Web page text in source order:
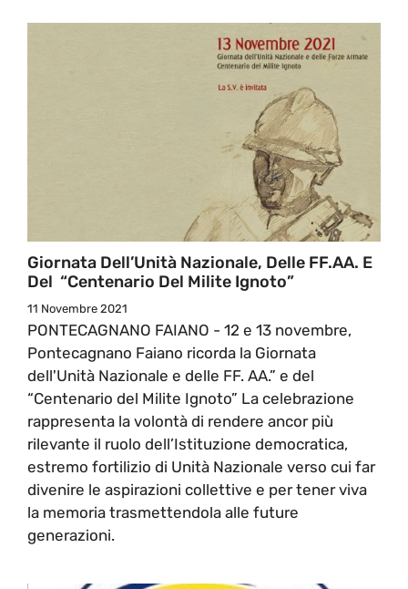
Giornata Dell’Unità Nazionale, Delle FF.AA. E
Del “Centenario Del Milite Ignoto”
11 Novembre 2021
PONTECAGNANO FAIANO - 12 e 13 novembre,
Pontecagnano Faiano ricorda la Giornata
dell'Unità Nazionale e delle FF. AA.” e del
“Centenario del Milite Ignoto” La celebrazione
rappresenta la volontà di rendere ancor più
rilevante il ruolo dell’Istituzione democratica,
estremo fortilizio di Unità Nazionale verso cui far
divenire le aspirazioni collettive e per tener viva
la memoria trasmettendola alle future
generazioni.